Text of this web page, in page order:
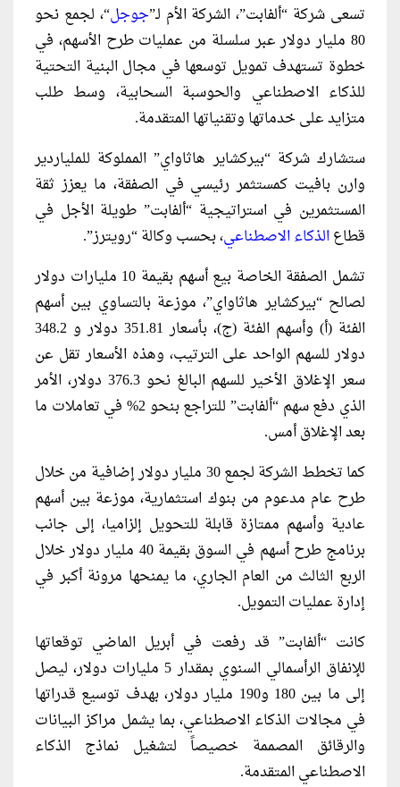
تسعى شركة “ألفابت”، الشركة الأم لـ”جوجل“، لجمع نحو
80 مليار دولار عبر سلسلة من عمليات طرح الأسهم، في
خطوة تستهدف تمويل توسعها في مجال البنية التحتية
للذكاء الاصطناعي والحوسبة السحابية، وسط طلب
متزايد على خدماتها وتقنياتها المتقدمة.
ستشارك شركة “بيركشاير هاثاواي” المملوكة للملياردير
وارن بافيت كمستثمر رئيسي في الصفقة، ما يعزز ثقة
المستثمرين في استراتيجية “ألفابت” طويلة الأجل في
قطاعالذكاء الاصطناعي، بحسب وكالة “رويترز”.
تشمل الصفقة الخاصة بيع أسهم بقيمة 10 مليارات دولار
لصالح “بيركشاير هاثاواي”، موزعة بالتساوي بين أسهم
الفئة (أ) وأسهم الفئة (ج)، بأسعار 351.81 دولار و 348.2
دولار للسهم الواحد على الترتيب، وهذه الأسعار تقل عن
سعر الإغلاق الأخير للسهم البالغ نحو 376.3 دولار، الأمر
الذي دفع سهم “ألفابت” للتراجع بنحو 2% في تعاملات ما
بعد الإغلاق أمس.
كما تخطط الشركة لجمع 30 مليار دولار إضافية من خلال
طرح عام مدعوم من بنوك استثمارية، موزعة بين أسهم
عادية وأسهم ممتازة قابلة للتحويل إلزاميا، إلى جانب
برنامج طرح أسهم في السوق بقيمة 40 مليار دولار خلال
الربع الثالث من العام الجاري، ما يمنحها مرونة أكبر في
إدارة عمليات التمويل.
كانت “ألفابت” قد رفعت في أبريل الماضي توقعاتها
للإنفاق الرأسمالي السنوي بمقدار 5 مليارات دولار، ليصل
إلى ما بين 180 و190 مليار دولار، بهدف توسيع قدراتها
في مجالات الذكاء الاصطناعي، بما يشمل مراكز البيانات
والرقائق المصممة خصيصاً لتشغيل نماذج الذكاء
الاصطناعي المتقدمة.